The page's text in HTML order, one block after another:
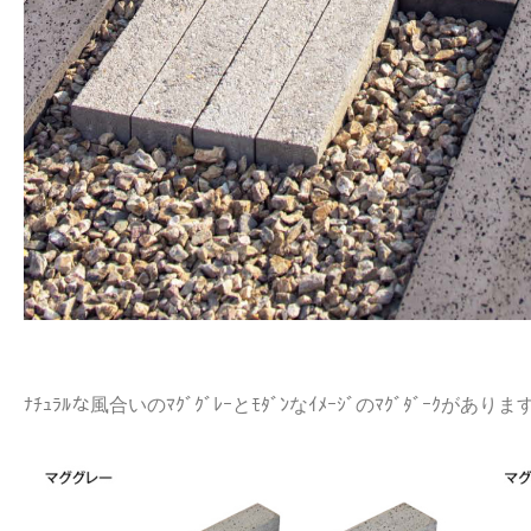
ﾅﾁｭﾗﾙな風合いのﾏｸﾞｸﾞﾚｰとﾓﾀﾞﾝなｲﾒｰｼﾞのﾏｸﾞﾀﾞｰｸがありま